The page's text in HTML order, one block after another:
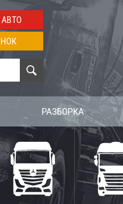
РАЗБОРКА